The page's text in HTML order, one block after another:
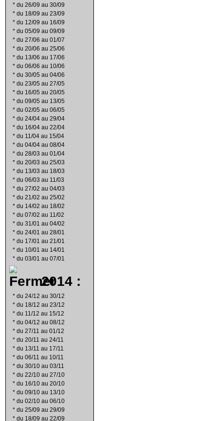
* du 26/09 au 30/09
* du 18/09 au 23/09
* du 12/09 au 16/09
* du 05/09 au 09/09
* du 27/06 au 01/07
* du 20/06 au 25/06
* du 13/06 au 17/06
* du 06/06 au 10/06
* du 30/05 au 04/06
* du 23/05 au 27/05
* du 16/05 au 20/05
* du 09/05 au 13/05
* du 02/05 au 06/05
* du 24/04 au 29/04
* du 16/04 au 22/04
* du 11/04 au 15/04
* du 04/04 au 08/04
* du 28/03 au 01/04
* du 20/03 au 25/03
* du 13/03 au 18/03
* du 06/03 au 11/03
* du 27/02 au 04/03
* du 21/02 au 25/02
* du 14/02 au 18/02
* du 07/02 au 11/02
* du 31/01 au 04/02
* du 24/01 au 28/01
* du 17/01 au 21/01
* du 10/01 au 14/01
* du 03/01 au 07/01
2014 :
* du 24/12 au 30/12
* du 18/12 au 23/12
* du 11/12 au 15/12
* du 04/12 au 08/12
* du 27/11 au 01/12
* du 20/11 au 24/11
* du 13/11 au 17/11
* du 06/11 au 10/11
* du 30/10 au 03/11
* du 22/10 au 27/10
* du 16/10 au 20/10
* du 09/10 au 13/10
* du 02/10 au 06/10
* du 25/09 au 29/09
* du 18/09 au 22/09